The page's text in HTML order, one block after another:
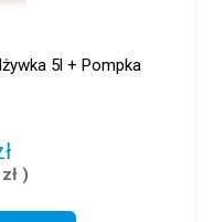
5l + Pompka
)